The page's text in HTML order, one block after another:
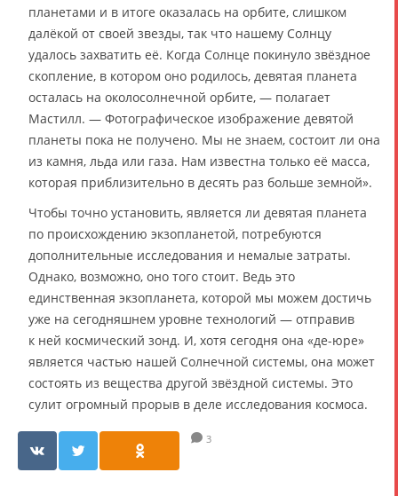
планетами и в итоге оказалась на орбите, слишком
далёкой от своей звезды, так что нашему Солнцу
удалось захватить её. Когда Солнце покинуло звёздное
скопление, в котором оно родилось, девятая планета
осталась на околосолнечной орбите, — полагает
Мастилл. — Фотографическое изображение девятой
планеты пока не получено. Мы не знаем, состоит ли она
из камня, льда или газа. Нам известна только её масса,
которая приблизительно в десять раз больше земной».
Чтобы точно установить, является ли девятая планета
по происхождению экзопланетой, потребуются
дополнительные исследования и немалые затраты.
Однако, возможно, оно того стоит. Ведь это
единственная экзопланета, которой мы можем достичь
уже на сегодняшнем уровне технологий — отправив
к ней космический зонд. И, хотя сегодня она «де-юре»
является частью нашей Солнечной системы, она может
состоять из вещества другой звёздной системы. Это
сулит огромный прорыв в деле исследования космоса.
3